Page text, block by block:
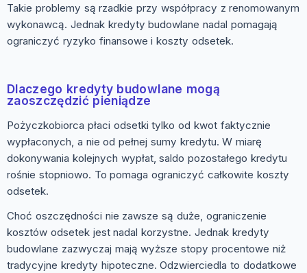
Takie problemy są rzadkie przy współpracy z renomowanym
wykonawcą. Jednak kredyty budowlane nadal pomagają
ograniczyć ryzyko finansowe i koszty odsetek.
Dlaczego kredyty budowlane mogą
zaoszczędzić pieniądze
Pożyczkobiorca płaci odsetki tylko od kwot faktycznie
wypłaconych, a nie od pełnej sumy kredytu. W miarę
dokonywania kolejnych wypłat, saldo pozostałego kredytu
rośnie stopniowo. To pomaga ograniczyć całkowite koszty
odsetek.
Choć oszczędności nie zawsze są duże, ograniczenie
kosztów odsetek jest nadal korzystne. Jednak kredyty
budowlane zazwyczaj mają wyższe stopy procentowe niż
tradycyjne kredyty hipoteczne. Odzwierciedla to dodatkowe